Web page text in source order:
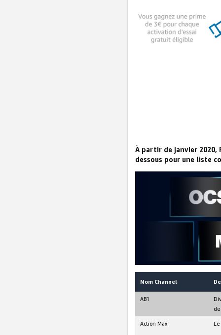
À partir de janvier 2020,
dessous pour une liste
Nom Channel
AB1
Action Max Le